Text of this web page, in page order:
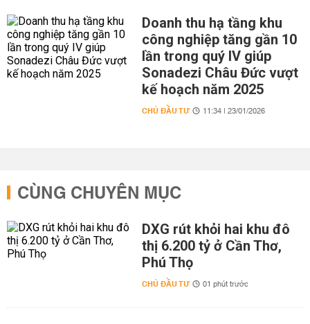
Doanh thu hạ tầng khu
công nghiệp tăng gần 10
lần trong quý IV giúp
Sonadezi Châu Đức vượt
kế hoạch năm 2025
CHỦ ĐẦU TƯ 11:34 | 23/01/2026
CÙNG CHUYÊN MỤC
DXG rút khỏi hai khu đô
thị 6.200 tỷ ở Cần Thơ,
Phú Thọ
CHỦ ĐẦU TƯ 01 phút trước